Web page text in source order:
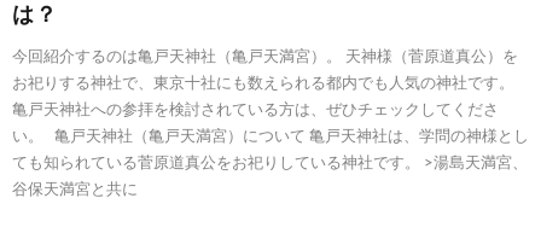
は？
今回紹介するのは亀戸天神社（亀戸天満宮）。 天神様（菅原道真公）を
お祀りする神社で、東京十社にも数えられる都内でも人気の神社です。
亀戸天神社への参拝を検討されている方は、ぜひチェックしてくださ
い。 亀戸天神社（亀戸天満宮）について 亀戸天神社は、学問の神様とし
ても知られている菅原道真公をお祀りしている神社です。 >湯島天満宮、
谷保天満宮と共に